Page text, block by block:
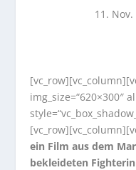
11. Nov.
img_size=“620×300″
ein Film aus dem
bekleideten